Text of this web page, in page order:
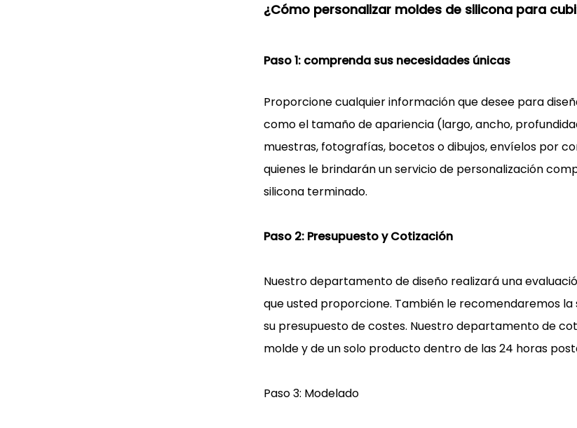
¿Cómo personalizar moldes de silicona para
Paso 1: comprenda sus necesidades únicas
Proporcione cualquier información que desee para
como el tamaño de apariencia (largo, ancho,
muestras, fotografías, bocetos o dibujos, envíelos por
quienes le brindarán un servicio de personalización
silicona terminado.
Paso 2: Presupuesto y Cotización
Nuestro departamento de diseño realizará una
que usted proporcione. También le recomendaremos
su presupuesto de costes. Nuestro departamento de
molde y de un solo producto dentro de las 24 horas
Paso 3: Modelado